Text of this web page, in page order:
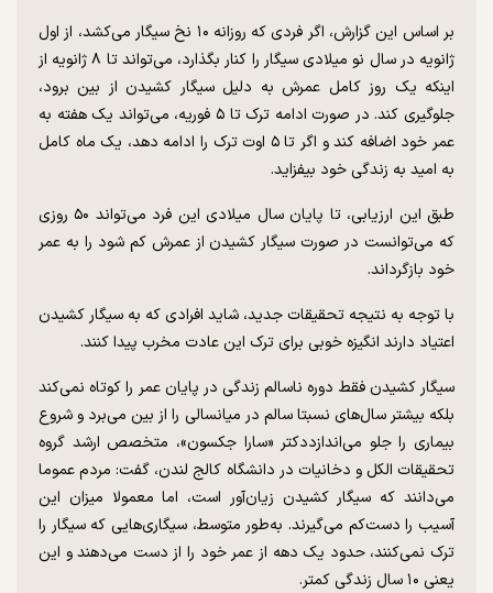
بر اساس این گزارش، اگر فردی که روزانه ۱۰ نخ سیگار می‌کشد، از اول
ژانویه در سال نو میلادی سیگار را کنار بگذارد، می‌تواند تا ۸ ژانویه از
اینکه یک روز کامل عمرش به دلیل سیگار کشیدن از بین برود،
جلوگیری کند. در صورت ادامه ترک تا ۵ فوریه، می‌تواند یک هفته به
عمر خود اضافه کند و اگر تا ۵ اوت ترک را ادامه دهد، یک ماه کامل
به امید به زندگی خود بیفزاید.
طبق این ارزیابی، تا پایان سال میلادی این فرد می‌تواند ۵۰ روزی
که می‌توانست در صورت سیگار کشیدن از عمرش کم شود را به عمر
خود بازگرداند.
با توجه به نتیجه تحقیقات جدید، شاید افرادی که به سیگار کشیدن
اعتیاد دارند انگیزه خوبی برای ترک این عادت مخرب پیدا کنند.
سیگار کشیدن فقط دوره ناسالم زندگی در پایان عمر را کوتاه نمی‌کند
بلکه بیشتر سال‌های نسبتا سالم در میانسالی را از بین می‌برد و شروع
بیماری را جلو می‌اندازددکتر «سارا جکسون»، متخصص ارشد گروه
تحقیقات الکل و دخانیات در دانشگاه کالج لندن، گفت: مردم عموما
می‌دانند که سیگار کشیدن زیان‌آور است، اما معمولا میزان این
آسیب را دست‌کم می‌گیرند. به‌طور متوسط، سیگاری‌هایی که سیگار را
ترک نمی‌کنند، حدود یک دهه از عمر خود را از دست می‌دهند و این
یعنی ۱۰ سال زندگی کمتر.